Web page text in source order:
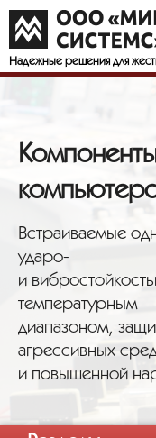
Надежные решения для
Встраиваемые
ударо-
и
температурным
диапазоном,
агрессивных
и повышенной